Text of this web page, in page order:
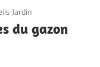
Jardin
du gazon